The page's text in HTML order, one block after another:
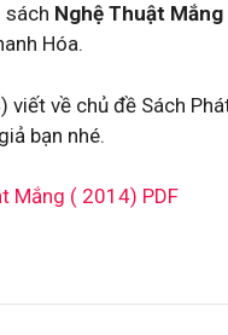
sách Nghệ Thuật
Hóa.
viết về chủ đề Sách
bạn nhé.
Mắng ( 2014) PDF